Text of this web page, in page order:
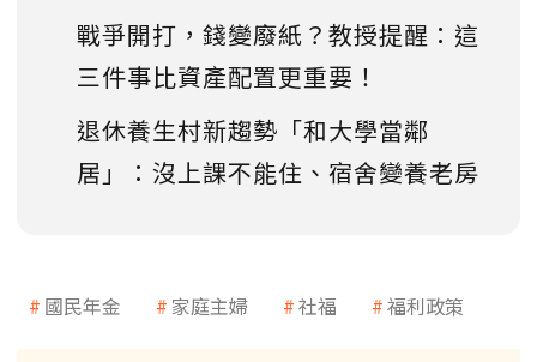
戰爭開打，錢變廢紙？教授提醒：這
三件事比資產配置更重要！
退休養生村新趨勢「和大學當鄰
居」：沒上課不能住、宿舍變養老房
國民年金 家庭主婦 社福 福利政策